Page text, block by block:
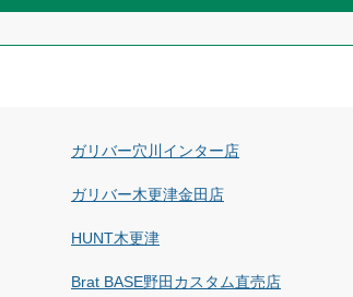
ガリバー穴川インター店
ガリバー木更津金田店
HUNT木更津
Brat BASE野田カスタム直売店